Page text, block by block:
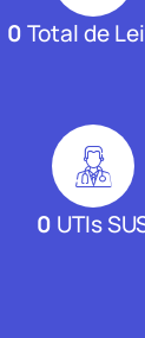
0Total de
0 UTIs